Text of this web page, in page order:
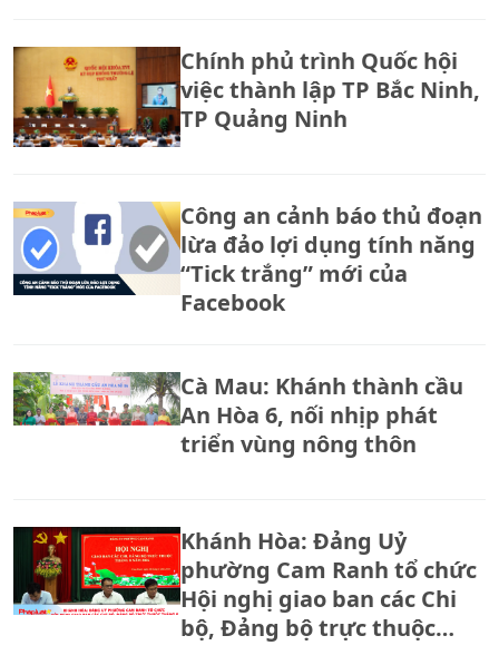
Chính phủ trình Quốc hội
việc thành lập TP Bắc Ninh,
TP Quảng Ninh
Công an cảnh báo thủ đoạn
lừa đảo lợi dụng tính năng
“Tick trắng” mới của
Facebook
Cà Mau: Khánh thành cầu
An Hòa 6, nối nhịp phát
triển vùng nông thôn
Khánh Hòa: Đảng Uỷ
phường Cam Ranh tổ chức
Hội nghị giao ban các Chi
bộ, Đảng bộ trực thuộc